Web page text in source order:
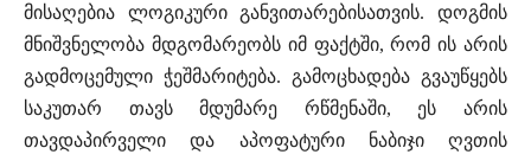
მისაღებია ლოგიკური განვითარებისათვის. დოგმის
მნიშვნელობა მდგომარეობს იმ ფაქტში, რომ ის არის
გადმოცემული ჭეშმარიტება. გამოცხადება გვაუწყებს
საკუთარ თავს მდუმარე რწმენაში, ეს არის
თავდაპირველი და აპოფატური ნაბიჯი ღვთის